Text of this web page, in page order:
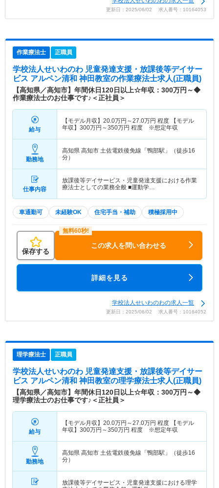
更新日：2025/06/02 求人番号：10164053
作業療法士 正職員
学校法人せいわのわ 児童発達支援・放課後等デイサー
ビス アルペン清和 神田教室の作業療法士求人(正職員)
【高知県／高知市】年間休日120日以上☆年収：300万円～◆
作業療法士のお仕事です♪＜正社員＞
給与
【モデル月収】 20.0万円～27.0万円 程度 【モデル
年収】 300万円～350万円 程度 ※想定年収
勤務地
高知県 高知市 土佐電鉄後免線「鴨部駅」（徒歩16
分）
仕事内容
放課後等デイサービス・児童発達支援における作業
療法士としての業務全般 ■運動学…
車通勤可 未経験OK 住宅手当・補助 積極採用中
保存する
この求人を問い合わせる
詳細を見る
学校法人せいわのわの求人一覧
更新日：2025/06/02 求人番号：10164052
理学療法士 正職員
学校法人せいわのわ 児童発達支援・放課後等デイサー
ビス アルペン清和 神田教室の理学療法士求人(正職員)
【高知県／高知市】年間休日120日以上☆年収：300万円～◆
理学療法士のお仕事です♪＜正社員＞
給与
【モデル月収】 20.0万円～27.0万円 程度 【モデル
年収】 300万円～350万円 程度 ※想定年収
勤務地
高知県 高知市 土佐電鉄後免線「鴨部駅」（徒歩16
分）
放課後等デイサービス・児童発達支援における理学